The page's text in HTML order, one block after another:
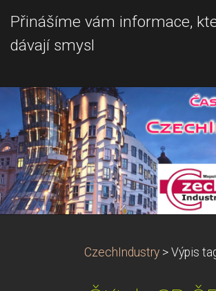
Přinášíme vám informace,
dávají smysl
CzechIndustry > Výpis